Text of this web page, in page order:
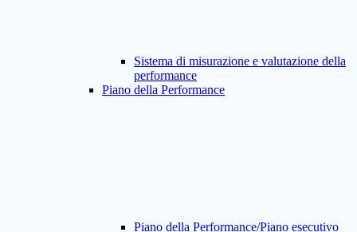
Sistema di misurazione e valutazione della
performance
Piano della Performance
Piano della Performance/Piano esecutivo